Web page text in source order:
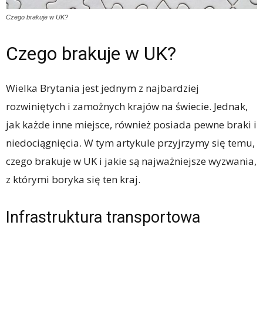
Czego brakuje w UK?
Czego brakuje w UK?
Wielka Brytania jest jednym z najbardziej
rozwiniętych i zamożnych krajów na świecie. Jednak,
jak każde inne miejsce, również posiada pewne braki i
niedociągnięcia. W tym artykule przyjrzymy się temu,
czego brakuje w UK i jakie są najważniejsze wyzwania,
z którymi boryka się ten kraj.
Infrastruktura transportowa